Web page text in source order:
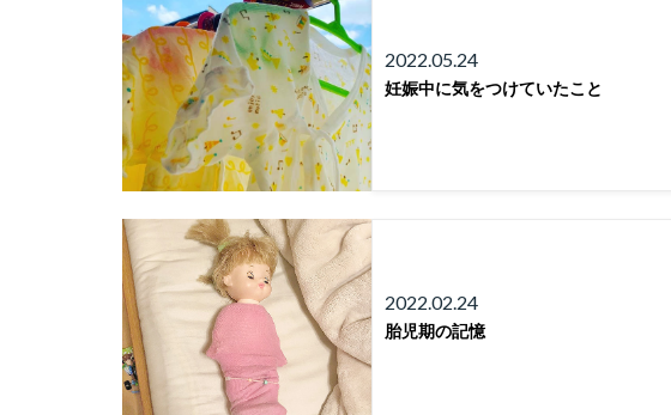
2022.05.24
妊娠中に気をつけていたこと
2022.02.24
胎児期の記憶